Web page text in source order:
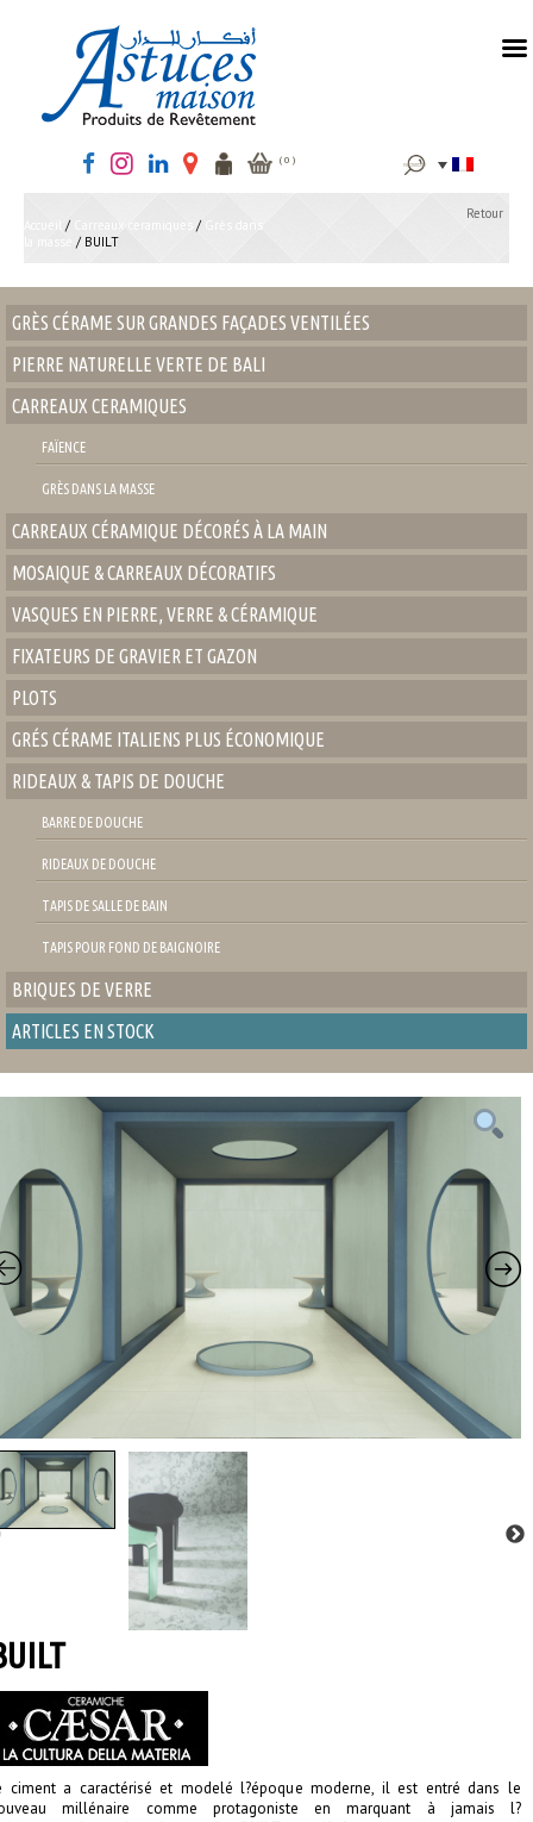
( 0 ) Rechercher :
/ /
/ BUILT
Retour
GRÈS CÉRAME SUR GRANDES FAÇADES VENTILÉES
PIERRE NATURELLE VERTE DE BALI
CARREAUX CERAMIQUES
FAÏENCE
GRÈS DANS LA MASSE
CARREAUX CÉRAMIQUE DÉCORÉS À LA MAIN
MOSAIQUE & CARREAUX DÉCORATIFS
VASQUES EN PIERRE, VERRE & CÉRAMIQUE
FIXATEURS DE GRAVIER ET GAZON
PLOTS
GRÉS CÉRAME ITALIENS PLUS ÉCONOMIQUE
RIDEAUX & TAPIS DE DOUCHE
BARRE DE DOUCHE
RIDEAUX DE DOUCHE
TAPIS DE SALLE DE BAIN
TAPIS POUR FOND DE BAIGNOIRE
BRIQUES DE VERRE
ARTICLES EN STOCK
ciment a caractérisé et modelé l?époque moderne, il est entré dans le
millénaire comme protagoniste en marquant à jamais l?